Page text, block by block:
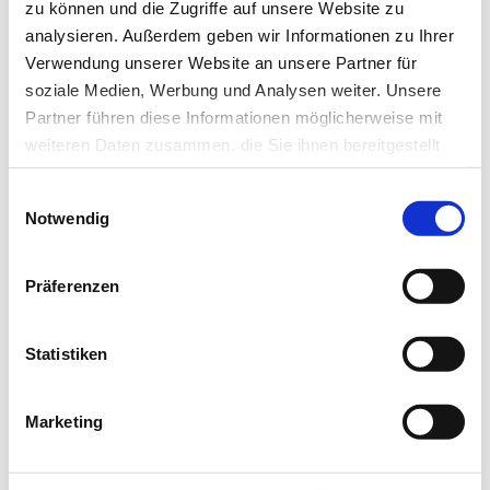
zu können und die Zugriffe auf unsere Website zu
analysieren. Außerdem geben wir Informationen zu Ihrer
Verwendung unserer Website an unsere Partner für
soziale Medien, Werbung und Analysen weiter. Unsere
Partner führen diese Informationen möglicherweise mit
weiteren Daten zusammen, die Sie ihnen bereitgestellt
haben oder die sie im Rahmen Ihrer Nutzung der Dienste
Notwendig
Präferenzen
Statistiken
Marketing
Unterstützt wird das Vorhaben durch eine Förderung der
Deutschen Krebshilfe, die für dieses Projekt über vier
Millionen Euro zur Verfügung stellt.
Quelle: Universitätsklinikum Schleswig-Holstein
Artikel teilen